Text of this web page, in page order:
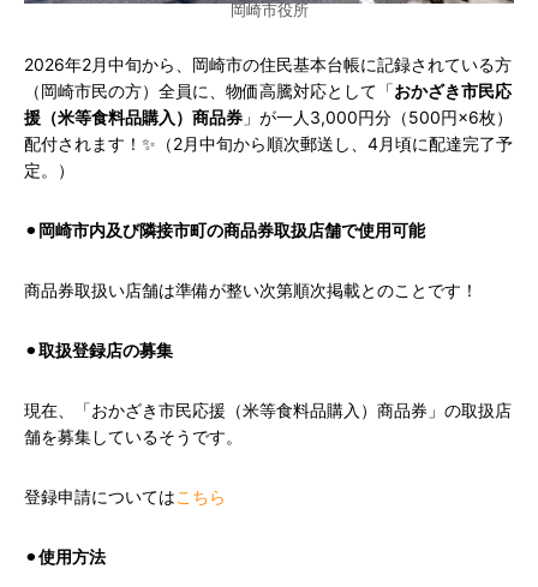
岡崎市役所
2026年2月中旬から、岡崎市の住民基本台帳に記録されている方
（岡崎市民の方）全員に、物価高騰対応として「おかざき市民応
援（米等食料品購入）商品券 」が一人3,000円分（500円×6枚）
配付されます！✨（2月中旬から順次郵送し、4月頃に配達完了予
定。）
⚫︎ 岡崎市内及び隣接市町の商品券取扱店舗で使用可能
商品券取扱い店舗は準備が整い次第順次掲載とのことです！
⚫︎取扱登録店の募集
現在、「おかざき市民応援（米等食料品購入）商品券」の取扱店
舗を募集しているそうです。
登録申請についてはこちら
⚫︎使用方法